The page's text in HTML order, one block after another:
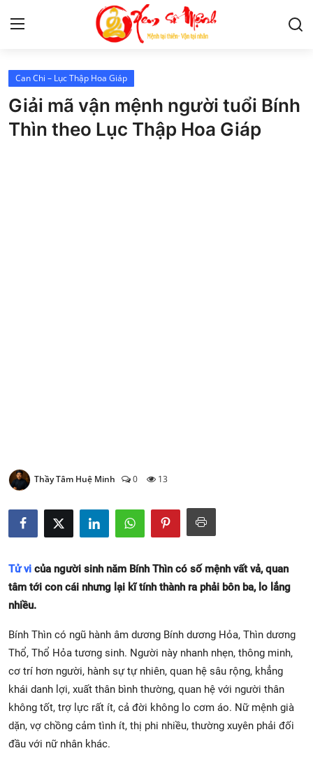
Tử Vi
Kiến Thức
Can Chi – Lục Thập Hoa Giáp
Giải mã vận mệnh người tuổi Bính
Thìn theo Lục Thập Hoa Giáp
Thầy Tâm Huệ Minh 0 13
Tử vi của người sinh năm Bính Thìn có số mệnh vất vả, quan
tâm tới con cái nhưng lại kĩ tính thành ra phải bôn ba, lo lắng
nhiều.
Bính Thìn có ngũ hành âm dương Bính dương Hỏa, Thìn dương
Thổ, Thổ Hỏa tương sinh. Người này nhanh nhẹn, thông minh,
cơ trí hơn người, hành sự tự nhiên, quan hệ sâu rộng, khẳng
khái danh lợi, xuất thân bình thường, quan hệ với người thân
không tốt, trợ lực rất ít, cả đời không lo cơm áo. Nữ mệnh già
dặn, vợ chồng cảm tình ít, thị phi nhiều, thường xuyên phải đối
đầu với nữ nhân khác.